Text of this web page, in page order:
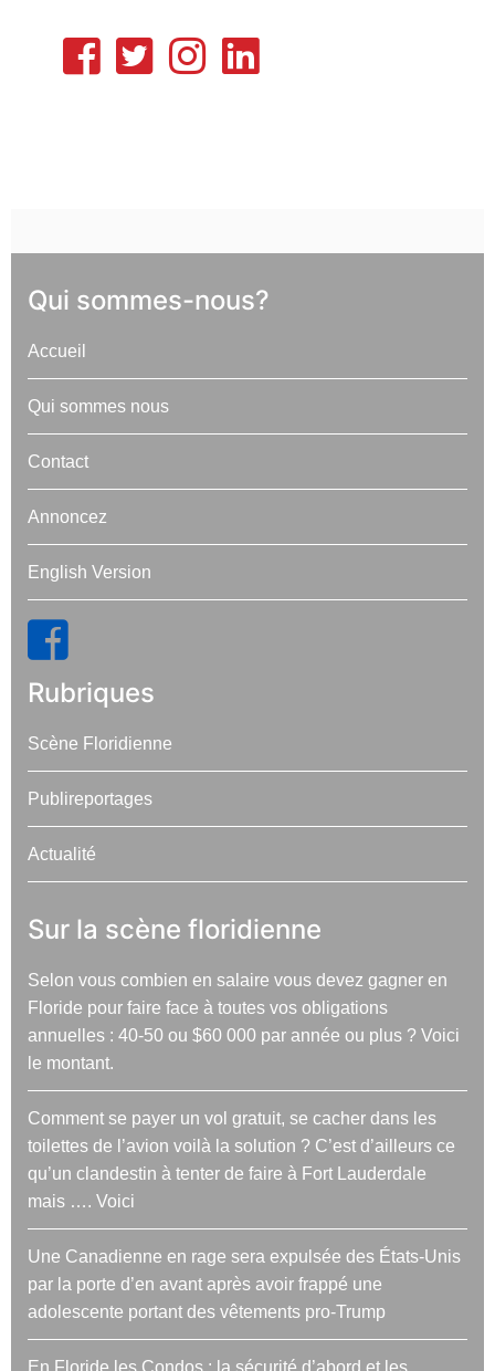
Qui sommes-nous?
Accueil
Qui sommes nous
Contact
Annoncez
English Version
Rubriques
Scène Floridienne
Publireportages
Actualité
Sur la scène floridienne
Selon vous combien en salaire vous devez gagner en
Floride pour faire face à toutes vos obligations
annuelles : 40-50 ou $60 000 par année ou plus ? Voici
le montant.
Comment se payer un vol gratuit, se cacher dans les
toilettes de l’avion voilà la solution ? C’est d’ailleurs ce
qu’un clandestin à tenter de faire à Fort Lauderdale
mais …. Voici
Une Canadienne en rage sera expulsée des États-Unis
par la porte d’en avant après avoir frappé une
adolescente portant des vêtements pro-Trump
En Floride les Condos : la sécurité d’abord et les